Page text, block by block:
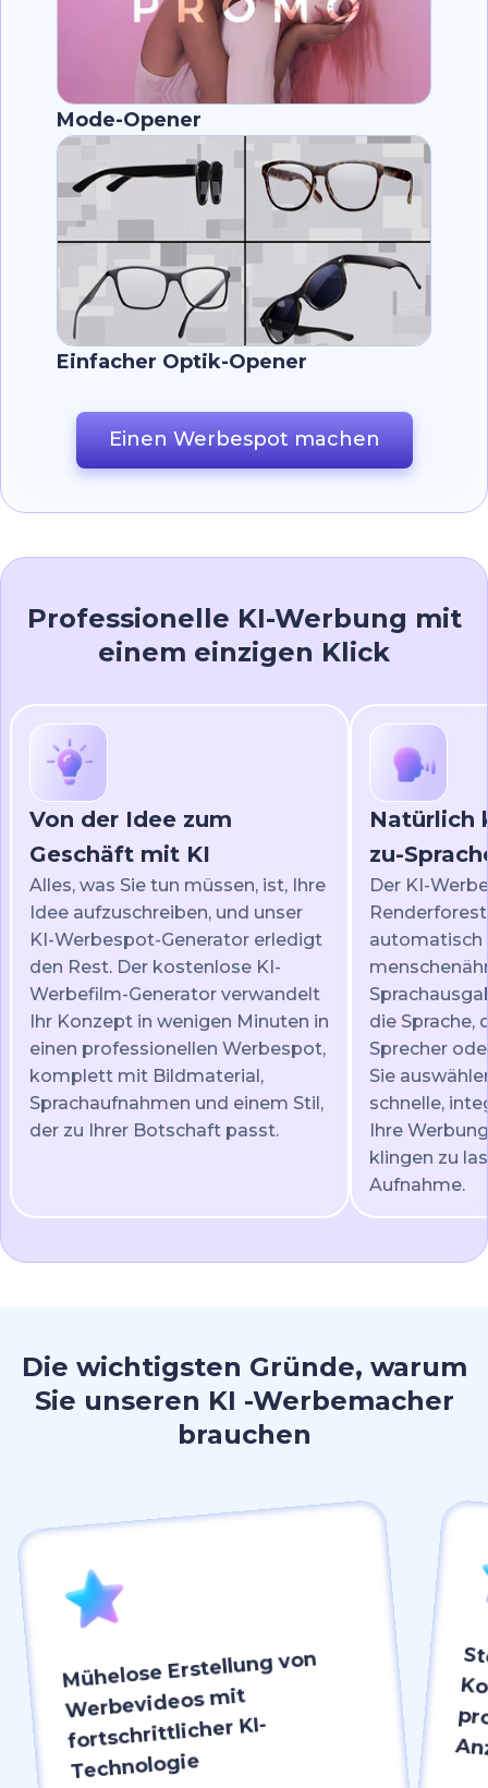
Mode-Opener
Einfacher Optik-Opener
Einen Werbespot machen
Professionelle KI-Werbung mit
einem einzigen Klick
Von der Idee zum
Geschäft mit KI
Alles, was Sie tun müssen, ist, Ihre
Idee aufzuschreiben, und unser
KI-Werbespot-Generator erledigt
den Rest. Der kostenlose KI-
Werbefilm-Generator verwandelt
Ihr Konzept in wenigen Minuten in
einen professionellen Werbespot,
komplett mit Bildmaterial,
Sprachaufnahmen und einem Stil,
der zu Ihrer Botschaft passt.
Natürlich
zu-
Der KI-
automatisch
die Sprache,
Sprecher
Sie
schnelle,
Ihre
klingen zu
Aufnahme.
Die wichtigsten Gründe, warum
Sie unseren KI -Werbemacher
brauchen
Mühelose Erstellung von
Werbevideos mit
fortschrittlicher KI-
Technologie